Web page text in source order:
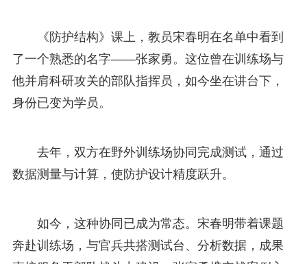
《防护结构》课上，教员宋春明在名单中看到
了一个熟悉的名字——张家勇。这位曾在训练场与
他并肩科研攻关的部队指挥员，如今坐在讲台下，
身份已变为学员。
去年，双方在野外训练场协同完成测试，通过
数据测量与计算，使防护设计精度跃升。
如今，这种协同已成为常态。宋春明带着课题
奔赴训练场，与官兵共搭测试台、分析数据，成果